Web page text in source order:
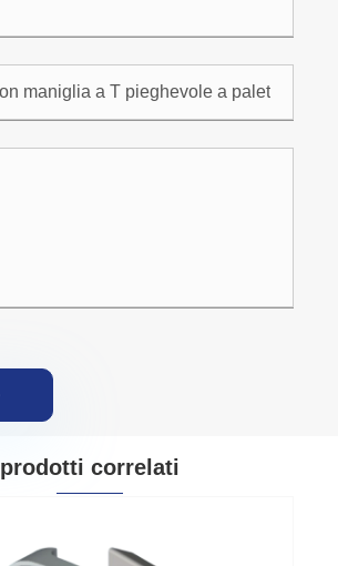
prodotti correlati